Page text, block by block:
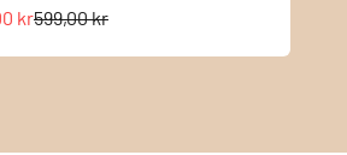
krNormalpris
599,00 kr